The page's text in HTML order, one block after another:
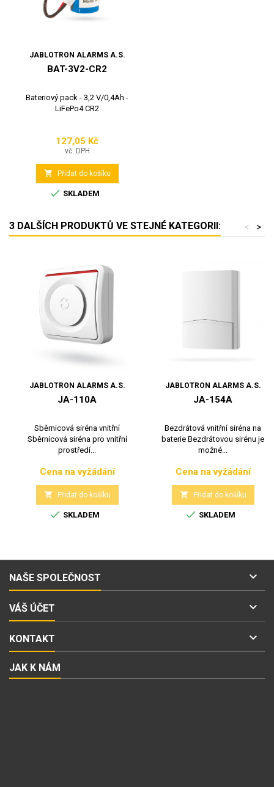
JABLOTRON ALARMS A.S.
BAT-3V2-CR2
Bateriový pack - 3,2 V/0,4Ah -
LiFePo4 CR2
Cena
127,05 Kč
vč. DPH
 Přidat do košíku
 SKLADEM
3 DALŠÍCH PRODUKTŮ VE STEJNÉ KATEGORII: >
<
JABLOTRON ALARMS A.S.
JA-110A
Sběrnicová siréna vnitřní
Sběrnicová siréna pro vnitřní
prostředí...
Cena
Cena na vyžádání
 Přidat do košíku
 SKLADEM
JABLOTRON ALARMS A.S.
JA-154A
Bezdrátová vnitřní siréna na
baterie Bezdrátovou sirénu je
možné...
Cena
Cena na vyžádání
 Přidat do košíku
 SKLADEM
NAŠE SPOLEČNOST 
VÁŠ ÚČET 
KONTAKT 
JAK K NÁM